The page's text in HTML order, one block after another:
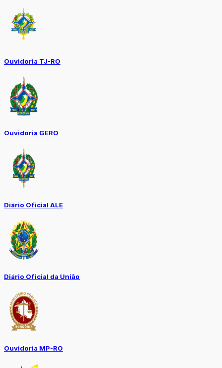
Ouvidoria TJ-RO
Ouvidoria GERO
Diário Oficial ALE
Diário Oficial da União
Ouvidoria MP-RO